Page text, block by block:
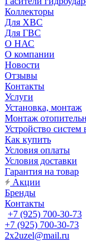
Коллекторы
Для ХВС
Для ГВС
О НАС
О компании
Новости
Отзывы
Контакты
Услуги
Установка, монтаж
Монтаж
Устройство систем
Как купить
Условия оплаты
Условия доставки
Гарантия на товар
Акции
Бренды
Контакты
+7 (925) 700-30-73
+7 (925) 700-30-73
2x2uzel@mail.ru